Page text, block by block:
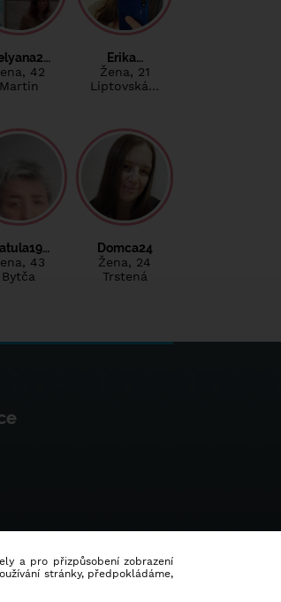
, 42
Martin
Erika…
Žena, 21
Liptovská…
, 43
Bytča
Domca24
Žena, 24
Trstená
a pro přizpůsobení zobrazení
stránky, předpokládáme,